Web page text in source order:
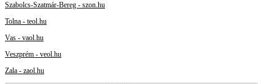
Szabolcs-Szatmár-Bereg - szon.hu
Tolna - teol.hu
Vas - vaol.hu
Veszprém - veol.hu
Zala - zaol.hu